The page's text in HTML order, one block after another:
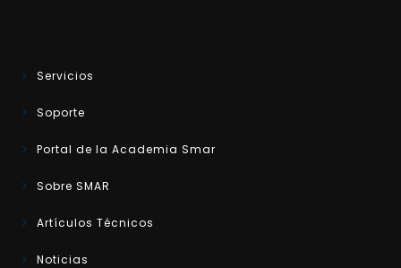
Servicios
Soporte
Portal de la Academia Smar
Sobre SMAR
Artículos Técnicos
Noticias